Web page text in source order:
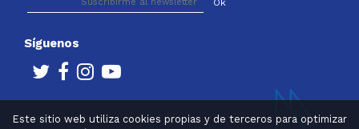
Este sitio web utiliza cookies propias y de terceros para optimizar
Síguenos